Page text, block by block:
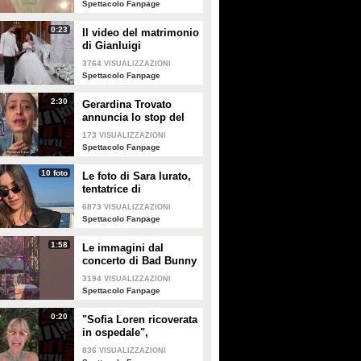
Spettacolo Fanpage
0:23
Il video del matrimonio
di Gianluigi
Donnarumma e Alessia
Elefante
3764 VISUALIZZAZIONI
Spettacolo Fanpage
2:30
Gerardina Trovato
annuncia lo stop del
tour per problemi di
salute
173 VISUALIZZAZIONI
Spettacolo Fanpage
10 foto
Le foto di Sara Iurato,
tentatrice di
Temptation Island 2026
6873 VISUALIZZAZIONI
Spettacolo Fanpage
1:58
Le immagini dal
concerto di Bad Bunny
a Milano
3194 VISUALIZZAZIONI
Spettacolo Fanpage
0:20
"Sofia Loren ricoverata
in ospedale",
Alessandra Mussolini
smentisce: "È serena e
836 VISUALIZZAZIONI